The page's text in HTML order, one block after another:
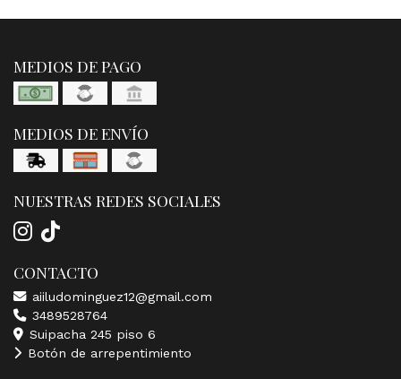
MEDIOS DE PAGO
MEDIOS DE ENVÍO
NUESTRAS REDES SOCIALES
CONTACTO
aiiludominguez12@gmail.com
3489528764
Suipacha 245 piso 6
Botón de arrepentimiento